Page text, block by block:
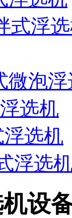
式浮
微泡
选机
浮选机
浮选
设